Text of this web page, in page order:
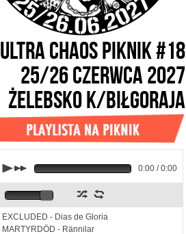
ULTRA CHAOS PIKNIK #18
25/26 CZERWCA 2027
ŻELEBSKO k/BIŁGORAJA
pk 0:00 / 0:00
EXCLUDED - Dias de Gloria
MARTYRDÖD - Rännilar
z l